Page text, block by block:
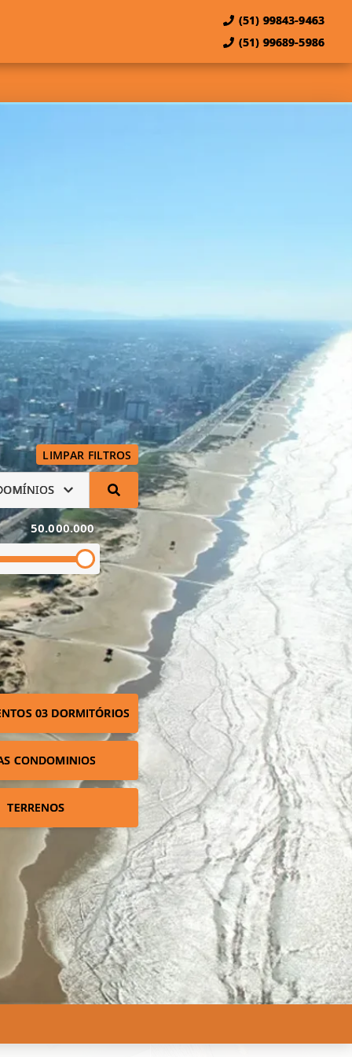
(51) 99843-9463
(51) 99689-5986
LIMPAR FILTROS
50.000.000
03 DORMITÓRIOS
CONDOMINIOS
TERRENOS